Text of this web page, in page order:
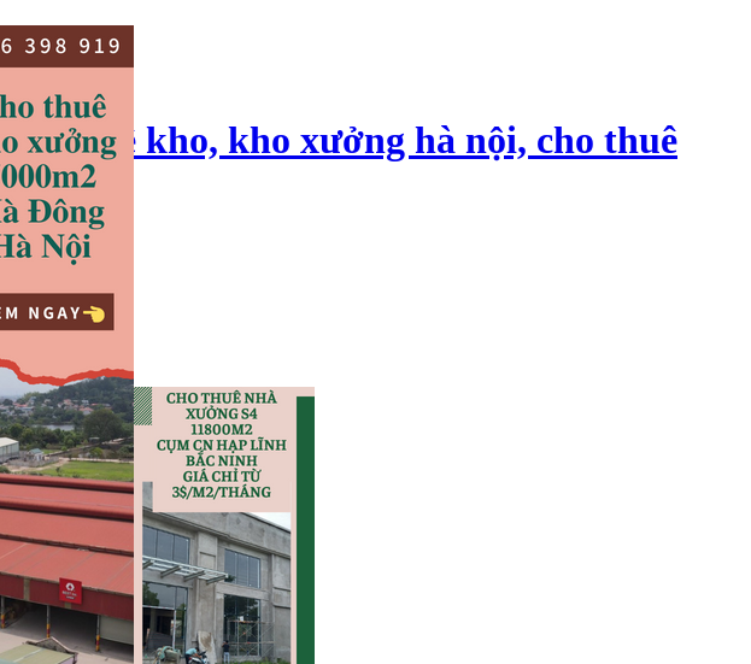
thuê kho, kho xưởng hà nội, cho thuê